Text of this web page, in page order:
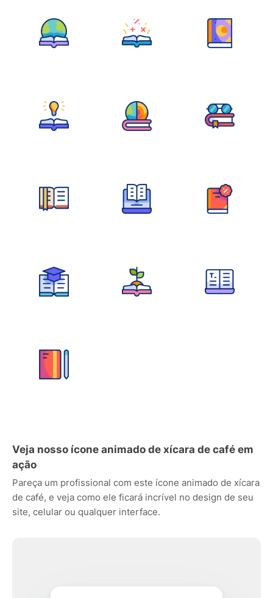
Veja nosso ícone animado de xícara de café em
ação
Pareça um profissional com este ícone animado de xícara
de café, e veja como ele ficará incrível no design de seu
site, celular ou qualquer interface.